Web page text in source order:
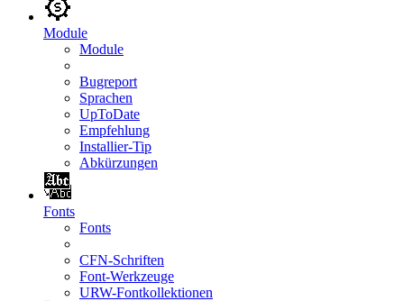
Module
Module
Bugreport
Sprachen
UpToDate
Empfehlung
Installier-Tip
Abkürzungen
Fonts
Fonts
CFN-Schriften
Font-Werkzeuge
URW-Fontkollektionen